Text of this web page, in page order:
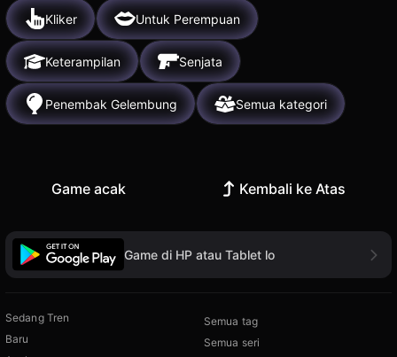
Kliker Untuk Perempuan
Keterampilan Senjata
Penembak Gelembung Semua kategori
Game acak Kembali ke Atas
Game di HP atau Tablet lo
Sedang Tren
Baru
Semua tag
Semua seri